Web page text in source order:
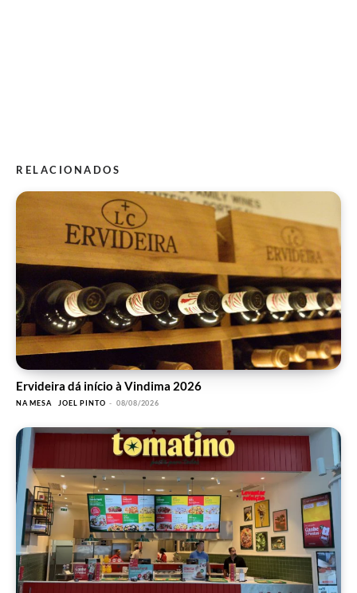
RELACIONADOS
Ervideira dá início à Vindima 2026
NA MESA JOEL PINTO - 08/08/2026